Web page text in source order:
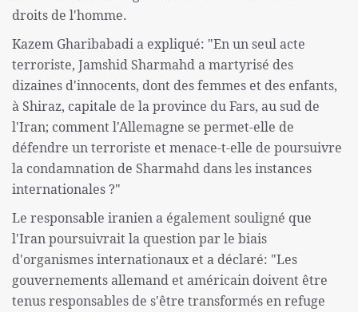
droits de l'homme.
Kazem Gharibabadi a expliqué: "En un seul acte
terroriste, Jamshid Sharmahd a martyrisé des
dizaines d'innocents, dont des femmes et des enfants,
à Shiraz, capitale de la province du Fars, au sud de
l'Iran; comment l'Allemagne se permet-elle de
défendre un terroriste et menace-t-elle de poursuivre
la condamnation de Sharmahd dans les instances
internationales ?"
Le responsable iranien a également souligné que
l'Iran poursuivrait la question par le biais
d'organismes internationaux et a déclaré: "Les
gouvernements allemand et américain doivent être
tenus responsables de s'être transformés en refuge